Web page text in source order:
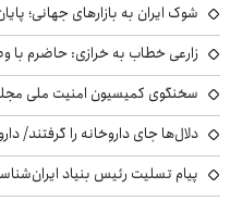
شوک ایران به بازارهای جهانی؛ پایان سلطه ۵۰ ساله
زارعی خطاب به خرازی: حاضرم با
سخنگوی کمیسیون امنیت ملی
دلال‌ها جای داروخانه را گرفتند/
پیام تسلیت رئیس بنیاد